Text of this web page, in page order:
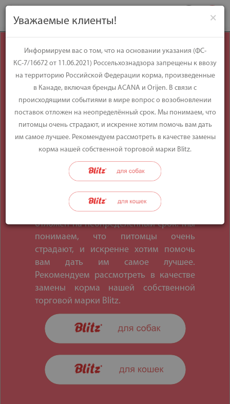
Уважаемые
клиенты!
Информируем вас о том, что на
основании указания (ФС-КС-7/16672 от
11.06.2021) Россельхознадзора
запрещены к ввозу на территорию
Российской Федерации корма,
произведенные в Канаде, включая
происходящими событиями в мире
вопрос о возобновлении поставок
отложен на неопределённый срок. Мы
понимаем, что питомцы очень
страдают, и искренне хотим помочь
вам дать им самое лучшее.
Рекомендуем рассмотреть в качестве
замены корма нашей собственной
торговой марки Blitz.
×
Уважаемые клиенты!
Информируем вас о том, что на основании указания (ФС-
КС-7/16672 от 11.06.2021) Россельхознадзора запрещены к ввозу
на территорию Российской Федерации корма, произведенные
в Канаде, включая бренды ACANA и Orijen. В связи с
происходящими событиями в мире вопрос о возобновлении
поставок отложен на неопределённый срок. Мы понимаем, что
питомцы очень страдают, и искренне хотим помочь вам дать
им самое лучшее. Рекомендуем рассмотреть в качестве замены
корма нашей собственной торговой марки Blitz.